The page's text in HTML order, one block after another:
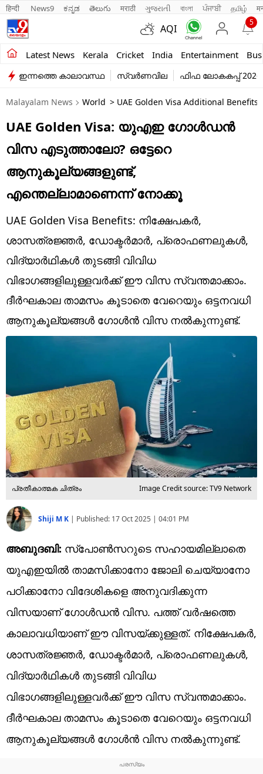
हिन्दी News9 ಕನ್ನಡ తెలుగు मराठी ગુજરાતી বাংলা ਪੰਜਾਬੀ தமிழ்
AQI
5
Latest News Kerala Cricket India Entertainment
Kerala
India
Entertainment
Business
Education
Lifestyle
world
Technology
Religion
Web Story
ഇന്നത്തെ കാലാവസ്ഥ സ്വർണവില ഫിഫ ലോകകപ്പ് 2026
Malayalam News World > UAE Golden Visa Additional Benefits
UAE Golden Visa: യുഎഇ ഗോള്‍ഡന്‍
വിസ എടുത്താലോ? ഒട്ടേറെ
ആനുകൂല്യങ്ങളുണ്ട്,
എന്തെല്ലാമാണെന്ന് നോക്കൂ
UAE Golden Visa Benefits: നിക്ഷേപകര്‍,
ശാസത്രജ്ഞര്‍, ഡോക്ടര്‍മാര്‍, പ്രൊഫണലുകള്‍,
വിദ്യാര്‍ഥികള്‍ തുടങ്ങി വിവിധ
വിഭാഗങ്ങളിലുള്ളവര്‍ക്ക് ഈ വിസ സ്വന്തമാക്കാം.
ദീര്‍ഘകാല താമസം കൂടാതെ വേറെയും ഒട്ടനവധി
ആനുകൂല്യങ്ങള്‍ ഗോള്‍ന്‍ വിസ നല്‍കുന്നുണ്ട്.
പ്രതീകാത്മക ചിത്രം Image Credit source: TV9 Network
Shiji M K | Published: 17 Oct 2025 | 04:01 PM
അബുദബി: സ്‌പോണ്‍സറുടെ സഹായമില്ലാതെ
യുഎഇയില്‍ താമസിക്കാനോ ജോലി ചെയ്യാനോ
പഠിക്കാനോ വിദേശികളെ അനുവദിക്കുന്ന
വിസയാണ് ഗോള്‍ഡന്‍ വിസ. പത്ത് വര്‍ഷത്തെ
കാലാവധിയാണ് ഈ വിസയ്ക്കുള്ളത്. നിക്ഷേപകര്‍,
ശാസത്രജ്ഞര്‍, ഡോക്ടര്‍മാര്‍, പ്രൊഫണലുകള്‍,
വിദ്യാര്‍ഥികള്‍ തുടങ്ങി വിവിധ
വിഭാഗങ്ങളിലുള്ളവര്‍ക്ക് ഈ വിസ സ്വന്തമാക്കാം.
ദീര്‍ഘകാല താമസം കൂടാതെ വേറെയും ഒട്ടനവധി
ആനുകൂല്യങ്ങള്‍ ഗോള്‍ന്‍ വിസ നല്‍കുന്നുണ്ട്.